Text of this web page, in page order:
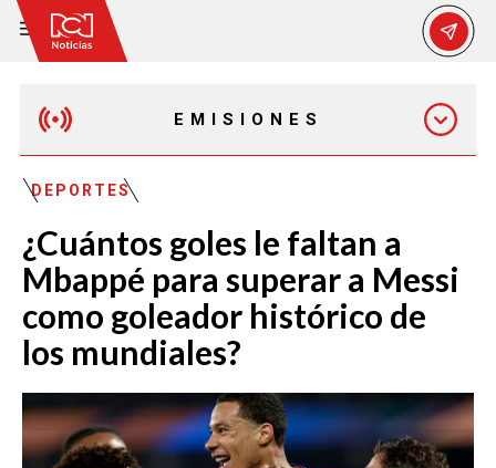
EMISIONES
EMISIÓN 7:00 PM
DEPORTES
¿Cuántos goles le faltan a
Mbappé para superar a Messi
como goleador histórico de
los mundiales?